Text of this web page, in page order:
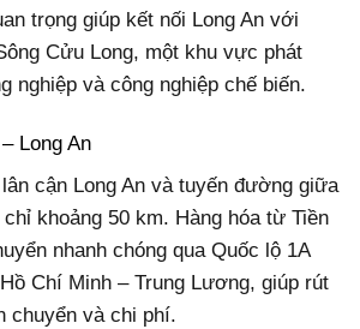
trọng giúp kết nối Long An với
Cửu Long, một khu vực phát
nghiệp và công nghiệp chế biến.
Long An
cận Long An và tuyến đường giữa
khoảng 50 km. Hàng hóa từ Tiền
nhanh chóng qua Quốc lộ 1A
Chí Minh – Trung Lương, giúp rút
chuyển và chi phí.